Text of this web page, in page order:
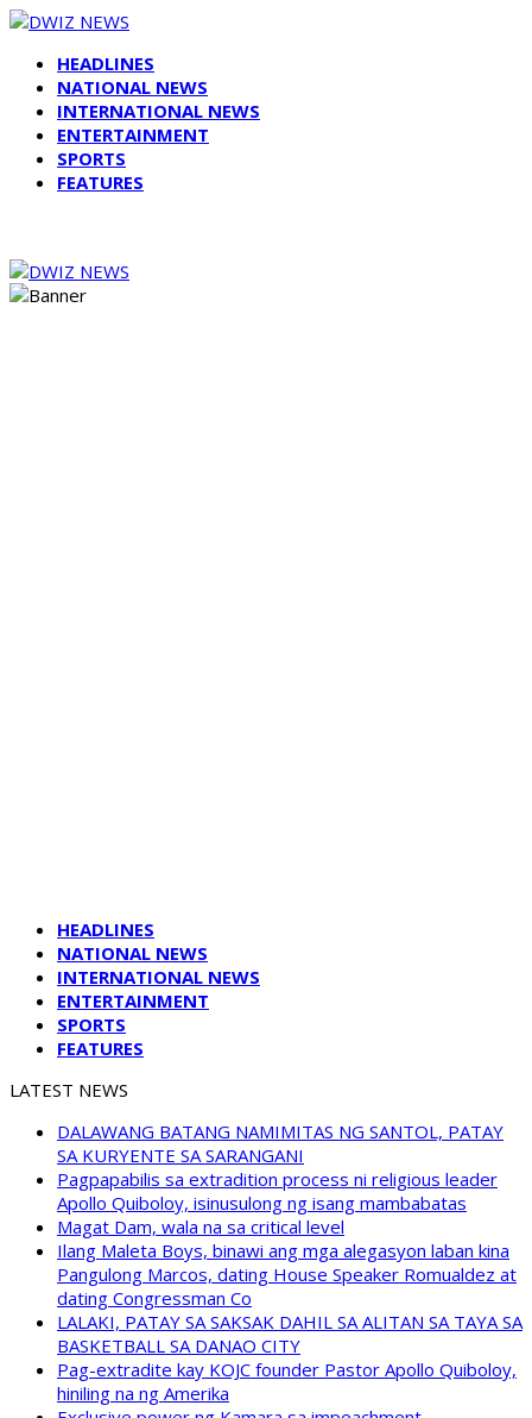
HEADLINES
NATIONAL NEWS
INTERNATIONAL NEWS
ENTERTAINMENT
SPORTS
FEATURES
HEADLINES
NATIONAL NEWS
INTERNATIONAL NEWS
ENTERTAINMENT
SPORTS
FEATURES
LATEST NEWS
DALAWANG BATANG NAMIMITAS NG SANTOL, PATAY
SA KURYENTE SA SARANGANI
Pagpapabilis sa extradition process ni religious leader
Apollo Quiboloy, isinusulong ng isang mambabatas
Magat Dam, wala na sa critical level
Ilang Maleta Boys, binawi ang mga alegasyon laban kina
Pangulong Marcos, dating House Speaker Romualdez at
dating Congressman Co
LALAKI, PATAY SA SAKSAK DAHIL SA ALITAN SA TAYA SA
BASKETBALL SA DANAO CITY
Pag-extradite kay KOJC founder Pastor Apollo Quiboloy,
hiniling na ng Amerika